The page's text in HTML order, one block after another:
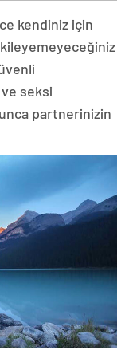
kendiniz için
seksi
partnerinizin